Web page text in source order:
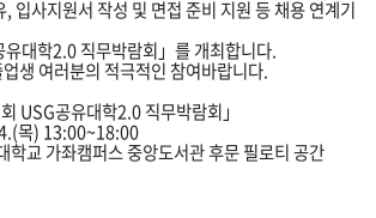
입사지원서 작성 및 면접 준비 지원 등 채용 연계기
유대학2.0 직무박람회」를 개최합니다.
생 여러분의 적극적인 참여바랍니다.
USG공유대학2.0 직무박람회」
목) 13:00~18:00
학교 가좌캠퍼스 중앙도서관 후문 필로티 공간